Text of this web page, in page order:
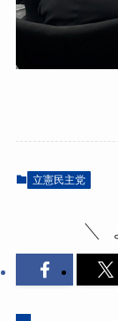
立憲民主党